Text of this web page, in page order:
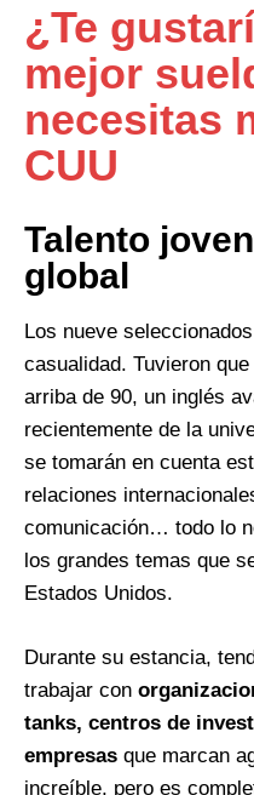
¿Te
mejor
necesitas
CUU
Talento
global
Los nueve
casualidad. Tuvieron
arriba de 90, un inglés
recientemente de la
se tomarán en cuenta
relaciones
comunicación… todo lo
los grandes temas que
Estados Unidos.
Durante su estancia,
trabajar con
tanks, centros de
empresas que marcan
increíble, pero es